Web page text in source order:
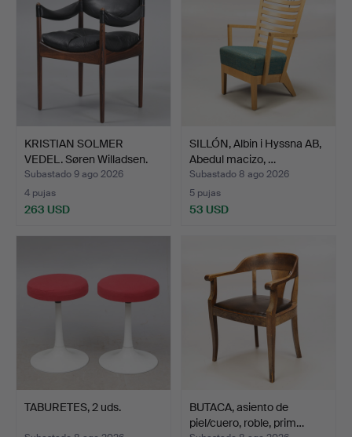
KRISTIAN SOLMER
VEDEL. Søren Willadsen.
Si…
Subastado 9 ago 2026
4 pujas
263 USD
SILLÓN, Albin i Hyssna AB,
Abedul macizo, …
Subastado 8 ago 2026
5 pujas
53 USD
TABURETES, 2 uds.
BUTACA, asiento de
piel/cuero, roble, prim…